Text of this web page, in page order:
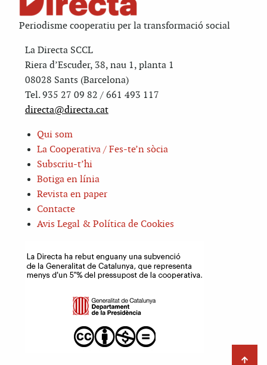
Periodisme cooperatiu per la transformació social
La Directa SCCL
Riera d’Escuder, 38, nau 1, planta 1
08028 Sants (Barcelona)
Tel. 935 27 09 82 / 661 493 117
directa@directa.cat
Qui som
La Cooperativa / Fes-te’n sòcia
Subscriu-t’hi
Botiga en línia
Revista en paper
Contacte
Avis Legal & Política de Cookies